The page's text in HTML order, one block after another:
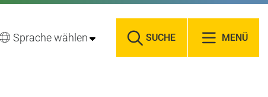
Sprache wählen SUCHE MENÜ